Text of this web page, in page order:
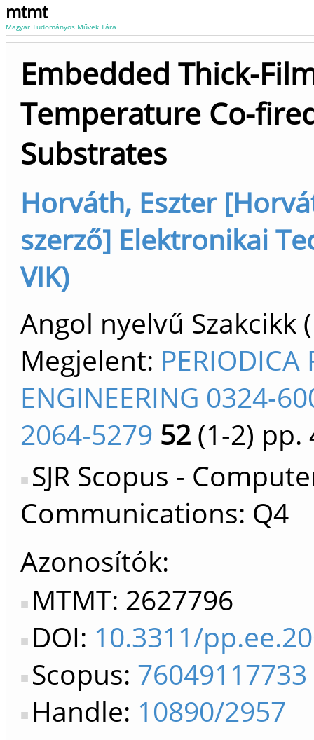
mtmt
Magyar Tudományos Művek Tára
Embedded Thick-
Temperature Co-
Substrates
Horváth, Eszter
szerző] Elektronikai
VIK)
Angol nyelvű
Megjelent: PERIODICA
ENGINEERING 0324-
2064-5279 52 (1-2) pp.
SJR Scopus -
Communications: Q4
Azonosítók
MTMT: 2627796
DOI: 10.3311/
Scopus: 76049117733
Handle: 10890/2957